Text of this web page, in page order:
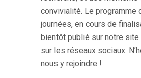
convivialité. Le programme
journées, en cours de
bientôt publié sur notre
sur les réseaux sociaux.
nous y rejoindre !